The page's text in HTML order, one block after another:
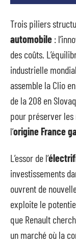
Trois piliers
automobile :
des coûts.
industrielle
assemble la Clio
de la 208 en
pour préserver
l’origine France
L’essor de l’
investissements
ouvrent de
exploite le
que Renault
un marché où la